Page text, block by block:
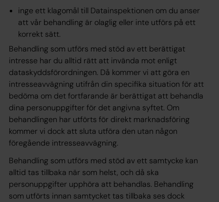
inge ett klagomål till Datainspektionen om du anser
att vår behandling är olaglig eller inte utförs på ett
korrekt sätt.
Behandling som utförs med stöd av ett berättigat
intresse har du alltid rätt att invända mot enligt
dataskyddsförordningen. Då kommer vi att göra en
intresseavvägning utifrån din specifika situation för att
bedöma om det fortfarande är berättigat att behandla
dina personuppgifter för det angivna syftet. Om
behandlingen har utförts för direkt marknadsföring
kommer vi dock att sluta utföra den utan någon
föregående intresseavvägning.
Behandling som utförs med stöd av ett samtycke kan
alltid tas tillbaka när som helst, och då ska
personuppgifter upphöra att behandlas. Behandling
som utförts innan samtycket tas tillbaka ses dock